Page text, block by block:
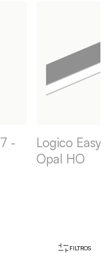
-
Logico Easy
Opal HO
FILTROS